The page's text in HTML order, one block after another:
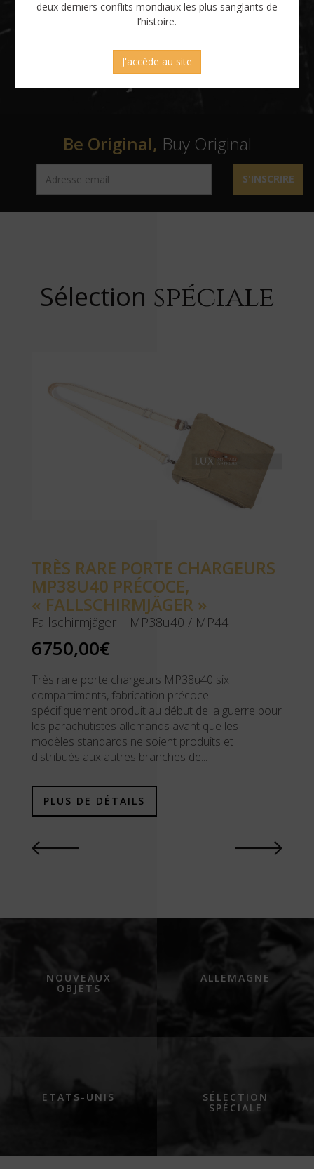
Be Original, Buy Original
S'INSCRIRE
Sélection spéciale
TRÈS RARE PORTE CHARGEURS
MP38U40 PRÉCOCE,
« FALLSCHIRMJÄGER »
Fallschirmjäger | MP38u40 / MP44
6750,00€
Très rare porte chargeurs MP38u40 six
compartiments, fabrication précoce
spécifiquement produit au début de la guerre pour
les parachutistes allemands avant que les
modèles standards ne soient produits et
distribués aux autres branches de...
PLUS DE DÉTAILS
NOUVEAUX
OBJETS
ALLEMAGNE
ETATS-UNIS SÉLECTION
SPÉCIALE
deux derniers conflits mondiaux les plus sanglants de
l’histoire.
J'accède au site